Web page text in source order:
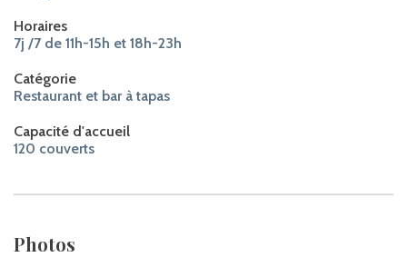
Horaires
7j /7 de 11h-15h et 18h-23h
Catégorie
Restaurant et bar à tapas
Capacité d'accueil
120 couverts
Photos